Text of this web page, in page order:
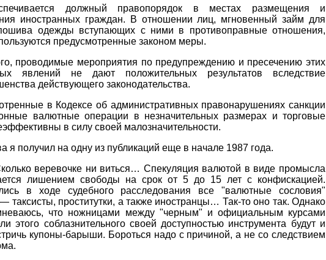
должный правопорядок в местах размещения и
иностранных граждан. В отношении лиц, мгновенный займ для
одежды вступающих с ними в противоправные отношения,
предусмотренные законом меры.
проводимые мероприятия по предупреждению и пресечению этих
явлений не дают положительных результатов вследствие
действующего законодательства.
в Кодексе об административных правонарушениях санкции
валютные операции в незначительных размерах и торговые
в силу своей малозначительности.
я получил на одну из публикаций еще в начале 1987 года.
веревочке ни виться… Спекуляция валютой в виде промысла
лишением свободы на срок от 5 до 15 лет с конфискацией.
в ходе судебного расследования все "валютные сословия"
таксисты, проститутки, а также иностранцы… Так-то оно так. Однако
что ножницами между "черным" и официальным курсами
этого соблазнительного своей доступностью инструмента будут и
купоны-барыши. Бороться надо с причиной, а не со следствием